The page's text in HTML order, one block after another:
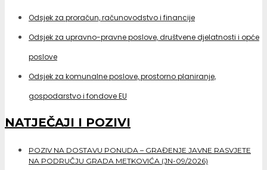
Odsjek za proračun, računovodstvo i financije
Odsjek za upravno-pravne poslove, društvene djelatnosti i opće
poslove
Odsjek za komunalne poslove, prostorno planiranje,
gospodarstvo i fondove EU
NATJEČAJI I POZIVI
POZIV NA DOSTAVU PONUDA – GRAĐENJE JAVNE RASVJETE
NA PODRUČJU GRADA METKOVIĆA (JN-09/2026)